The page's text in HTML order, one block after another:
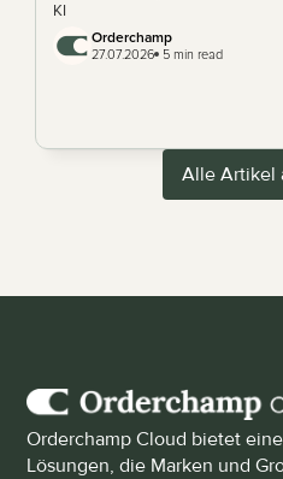
KI
Orderchamp
27.07.2026 5 min read
Alle Artikel
Orderchamp Cloud bietet
Lösungen, die Marken und